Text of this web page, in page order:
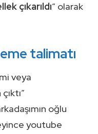
çıkarıldı” olarak
talimatı
veya
oğlu
youtube